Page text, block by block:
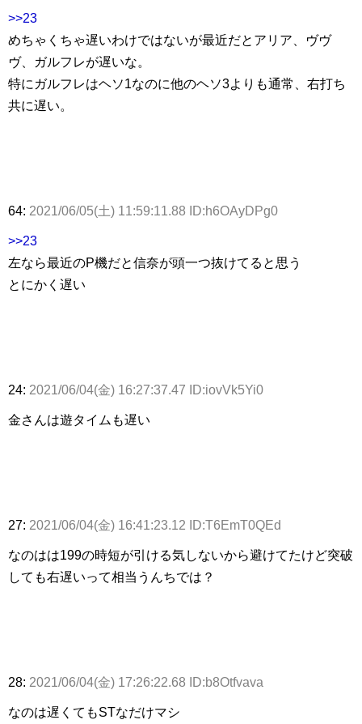
>>23
めちゃくちゃ遅いわけではないが最近だとアリア、ヴヴ
ヴ、ガルフレが遅いな。
特にガルフレはヘソ1なのに他のヘソ3よりも通常、右打ち
共に遅い。
64: 2021/06/05(土) 11:59:11.88 ID:h6OAyDPg0
>>23
左なら最近のP機だと信奈が頭一つ抜けてると思う
とにかく遅い
24: 2021/06/04(金) 16:27:37.47 ID:iovVk5Yi0
金さんは遊タイムも遅い
27: 2021/06/04(金) 16:41:23.12 ID:T6EmT0QEd
なのはは199の時短が引ける気しないから避けてたけど突破
しても右遅いって相当うんちでは？
28: 2021/06/04(金) 17:26:22.68 ID:b8Otfvava
なのは遅くてもSTなだけマシ